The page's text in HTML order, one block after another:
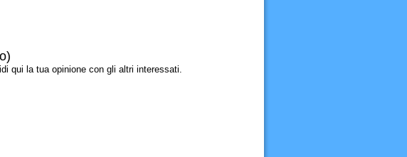
qui la tua opinione con gli altri interessati.